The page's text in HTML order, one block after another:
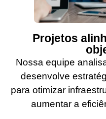
Projetos
Nossa equipe
desenvolve
para otimizar
aumentar a